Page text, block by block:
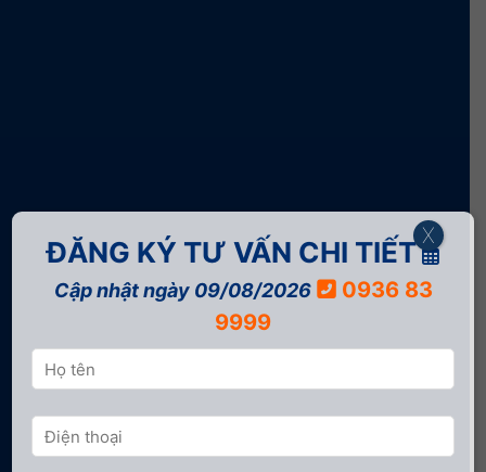
ĐĂNG KÝ TƯ VẤN CHI TIẾT
Cập nhật ngày 09/08/2026
0936 83
9999
X